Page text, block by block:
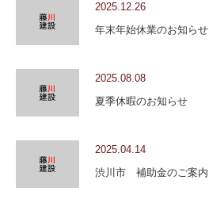
2025.12.26
年末年始休業のお知らせ
2025.08.08
夏季休暇のお知らせ
2025.04.14
渋川市 補助金のご案内